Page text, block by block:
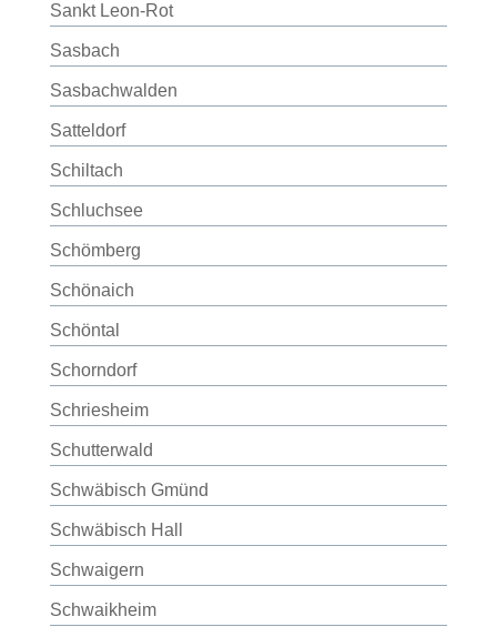
Sankt Leon-Rot
Sasbach
Sasbachwalden
Satteldorf
Schiltach
Schluchsee
Schömberg
Schönaich
Schöntal
Schorndorf
Schriesheim
Schutterwald
Schwäbisch Gmünd
Schwäbisch Hall
Schwaigern
Schwaikheim